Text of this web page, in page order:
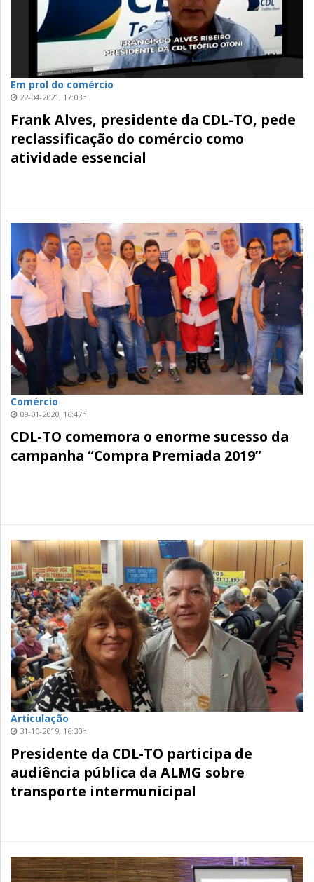
Em prol do comércio
22-04-2021, 17:03h
Frank Alves, presidente da CDL-TO, pede
reclassificação do comércio como
atividade essencial
Comércio
09-01-2020, 16:47h
CDL-TO comemora o enorme sucesso da
campanha “Compra Premiada 2019”
Articulação
31-10-2019, 16:30h
Presidente da CDL-TO participa de
audiência pública da ALMG sobre
transporte intermunicipal